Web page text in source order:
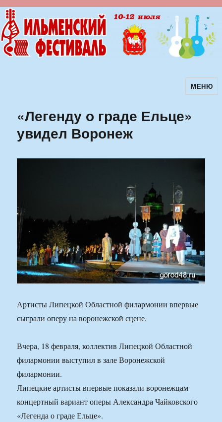
Ильменский фестиваль авторскойМЕНЮ
«Легенду о граде Ельце»
увидел Воронеж
Артисты Липецкой Областной филармонии впервые
сыграли оперу на воронежской сцене.
Вчера, 18 февраля, коллектив Липецкой Областной
филармонии выступил в зале Воронежской
филармонии.
Липецкие артисты впервые показали воронежцам
концертный вариант оперы Александра Чайковского
«Легенда о граде Ельце».